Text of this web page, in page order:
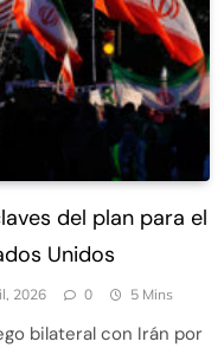
del plan para el
Unidos
2026 0 5 Mins
bilateral con Irán por